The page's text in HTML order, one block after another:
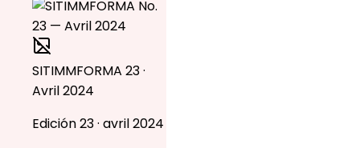
SITIMMFORMA 23 ·
Avril 2024
Edición 23 · avril 2024